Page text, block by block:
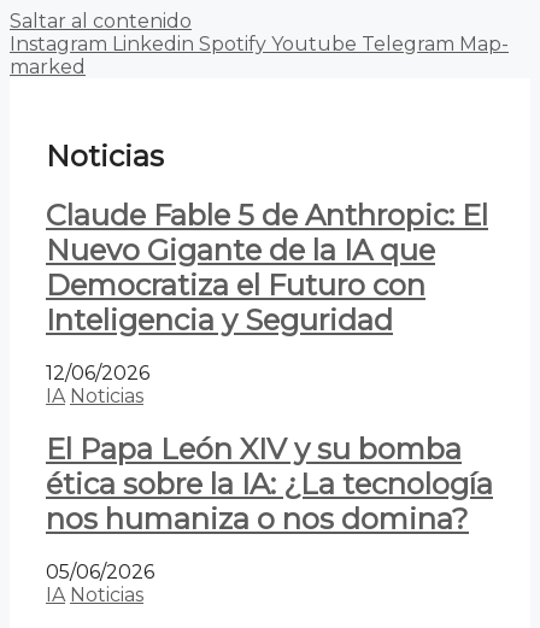
Saltar al contenido
Instagram Linkedin Spotify Youtube Telegram Map-
marked
Noticias
Claude Fable 5 de Anthropic: El
Nuevo Gigante de la IA que
Democratiza el Futuro con
Inteligencia y Seguridad
12/06/2026
IA Noticias
El Papa León XIV y su bomba
ética sobre la IA: ¿La tecnología
nos humaniza o nos domina?
05/06/2026
IA Noticias